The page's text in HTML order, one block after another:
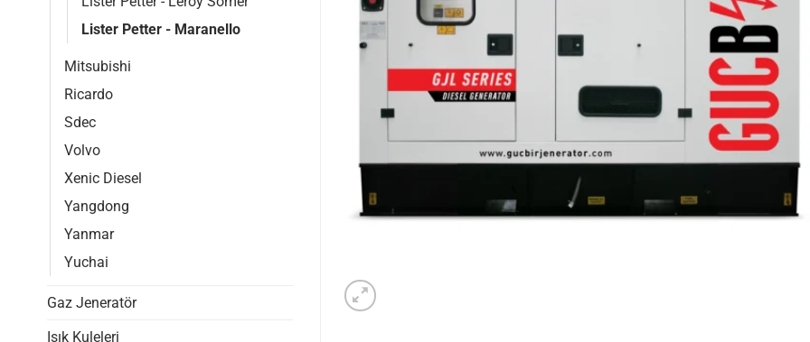
Lister Petter - Maranello
Mitsubishi
Ricardo
Sdec
Volvo
Xenic Diesel
Yangdong
Yanmar
Yuchai
Gaz Jeneratör
Işık Kuleleri